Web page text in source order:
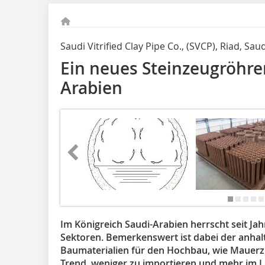
Saudi Vitrified Clay Pipe Co., (SVCP), Riad,
Ein neues
Arabien
Im Königreich Saudi-Arabien herrscht seit
Sektoren. Bemerkenswert ist dabei der
Baumaterialien für den Hochbau, wie